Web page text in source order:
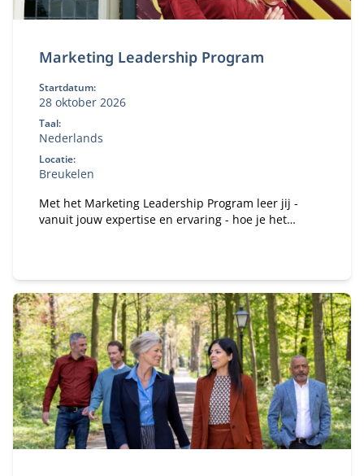
Marketing Leadership Program
Startdatum:
28 oktober 2026
Taal:
Nederlands
Locatie:
Breukelen
Met het Marketing Leadership Program leer jij -
vanuit jouw expertise en ervaring - hoe je het